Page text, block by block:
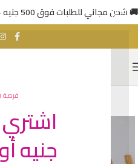
فرصة
جنيه
🚚 شحن مجاني للطلبات فوق 500 جنيه — عرض محدود 🔥